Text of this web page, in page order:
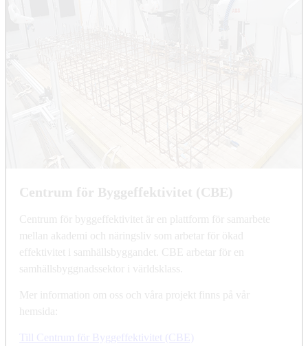
Centrum för Byggeffektivitet (CBE)
Centrum för byggeffektivitet är en plattform för samarbete
mellan akademi och näringsliv som arbetar för ökad
effektivitet i samhällsbyggandet. CBE arbetar för en
samhällsbyggnadssektor i världsklass.
Mer information om oss och våra projekt finns på vår
hemsida:
Till Centrum för Byggeffektivitet (CBE)